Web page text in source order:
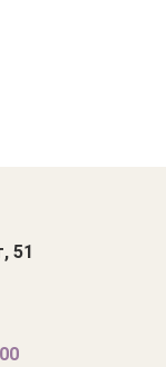
51